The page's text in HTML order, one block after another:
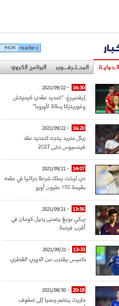
المحـتـرفــون البرنامج الكروي
16:30
- 2021/09/22
إيفنبيرغ: "تمديد عقدي كيميتش
وغوريتزكا رسالة لأوروبا"
16:20
- 2021/09/22
ريال مدريد يتجه لتجديد عقد
فينسيوس حتى 2027
14:07
- 2021/09/21
دي ليخت يملك شرطا جزائيا في عقده
بقيمة 150 مليون أورو
13:56
- 2021/09/21
ريكي بويغ يتمنى رحيل كومان في
أقرب فرصة
13:33
- 2021/09/21
خاميس يقترب من الدوري القطري
20:18
- 2021/08/30
حاريث ينضم رسميا إلى صفوف